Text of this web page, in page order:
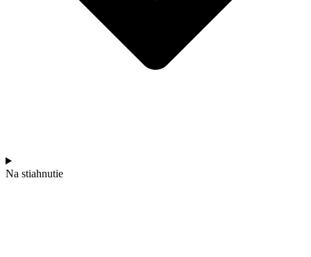
Na stiahnutie